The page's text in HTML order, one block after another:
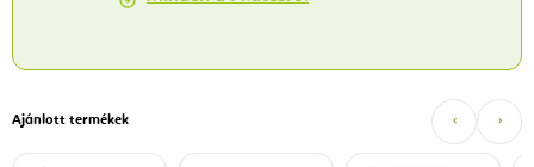
Ajánlott termékek ‹ ›